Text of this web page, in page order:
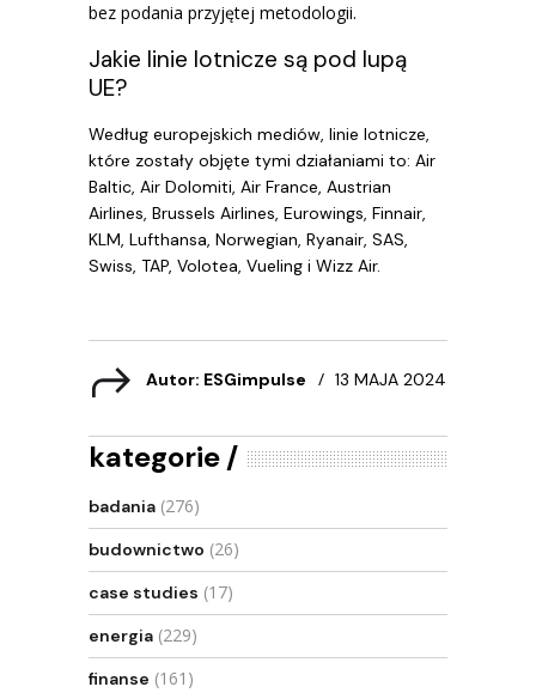
bez podania przyjętej metodologii.
Jakie linie lotnicze są pod lupą
UE?
Według europejskich mediów, linie lotnicze,
które zostały objęte tymi działaniami to: Air
Baltic, Air Dolomiti, Air France, Austrian
Airlines, Brussels Airlines, Eurowings, Finnair,
KLM, Lufthansa, Norwegian, Ryanair, SAS,
Swiss, TAP, Volotea, Vueling i Wizz Air.
Autor: ESGimpulse 13 MAJA 2024
kategorie
badania (276)
budownictwo (26)
case studies (17)
energia (229)
finanse (161)